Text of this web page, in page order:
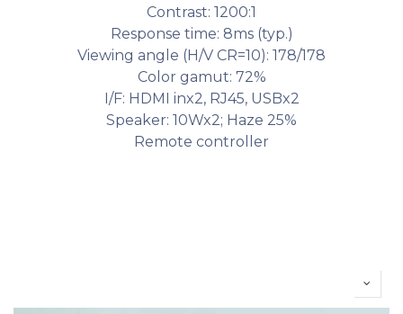
Contrast: 1200:1
Response time: 8ms (typ.)
Viewing angle (H/V CR=10): 178/178
Color gamut: 72%
I/F: HDMI inx2, RJ45, USBx2
Speaker: 10Wx2; Haze 25%
Remote controller